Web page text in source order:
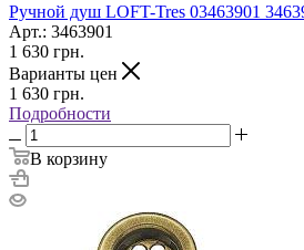
Ручной душ LOFT-Tres 03463901
Арт.: 3463901
1 630 грн.
Варианты цен
1 630 грн.
Подробности
В корзину